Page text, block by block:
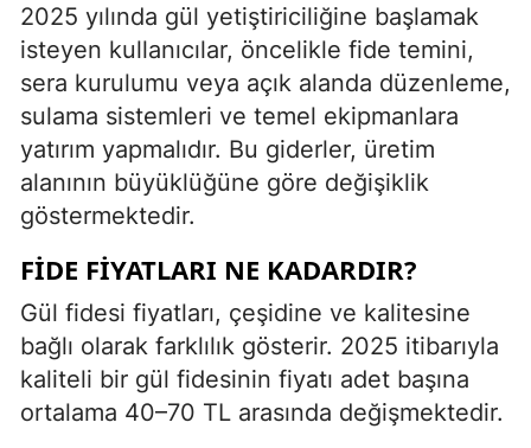
2025 yılında gül yetiştiriciliğine başlamak
isteyen kullanıcılar, öncelikle fide temini,
sera kurulumu veya açık alanda düzenleme,
sulama sistemleri ve temel ekipmanlara
yatırım yapmalıdır. Bu giderler, üretim
alanının büyüklüğüne göre değişiklik
göstermektedir.
FIDE FIYATLARI NE KADARDIR?
Gül fidesi fiyatları, çeşidine ve kalitesine
bağlı olarak farklılık gösterir. 2025 itibarıyla
kaliteli bir gül fidesinin fiyatı adet başına
ortalama 40–70 TL arasında değişmektedir.